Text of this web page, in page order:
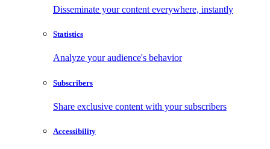
Disseminate your content everywhere, instantly
Statistics
Analyze your audience's behavior
Subscribers
Share exclusive content with your subscribers
Accessibility